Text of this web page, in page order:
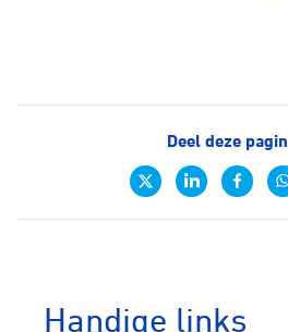
Deel deze
Handige links